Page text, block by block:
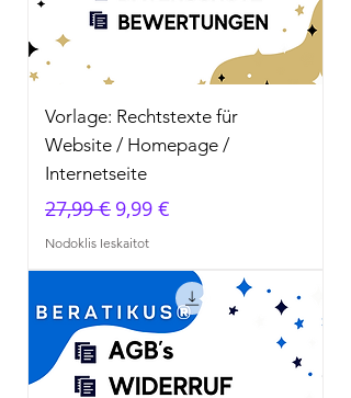
Vorlage: Rechtstexte für
Website / Homepage /
Internetseite
Parastā cena
27,99 € Izpārdošanas cena
9,99 €
Nodoklis Ieskaitot